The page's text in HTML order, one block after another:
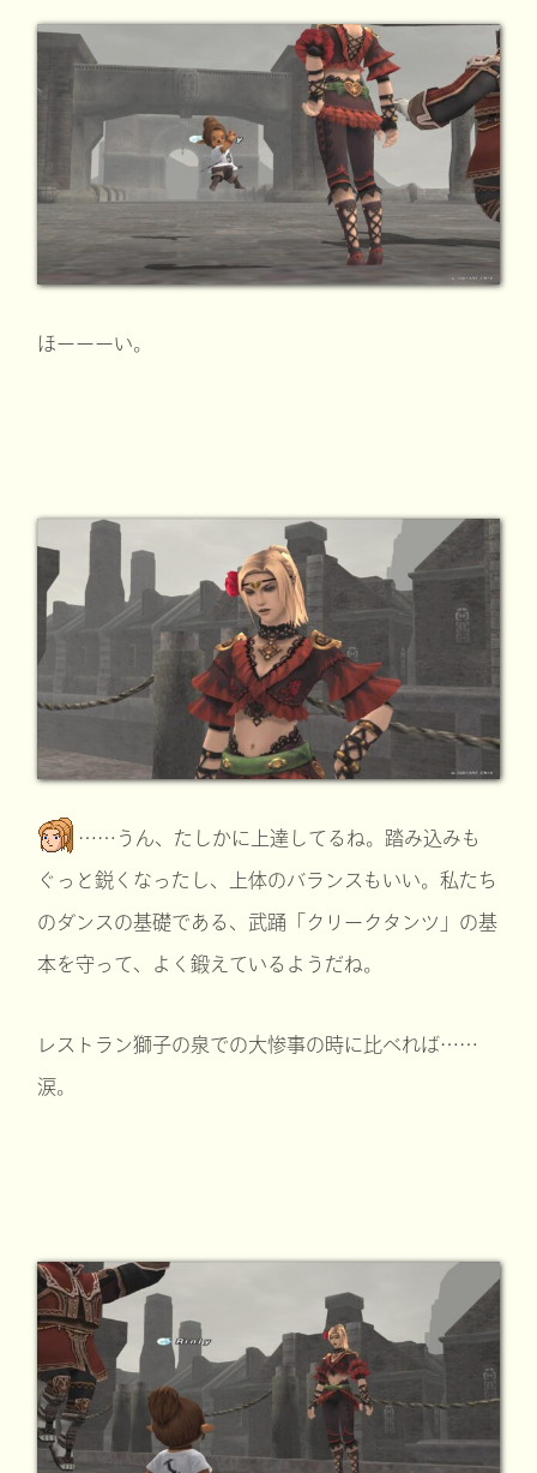
ほーーーい。
……うん、たしかに上達してるね。踏み込みも
ぐっと鋭くなったし、上体のバランスもいい。私たち
のダンスの基礎である、武踊「クリークタンツ」の基
本を守って、よく鍛えているようだね。
レストラン獅子の泉での大惨事の時に比べれば……
涙。